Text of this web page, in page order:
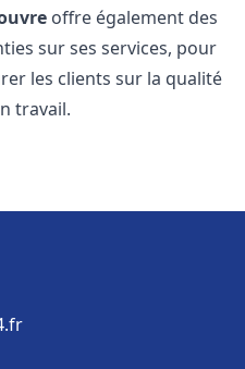
offre également des
sur ses services, pour
les clients sur la qualité
travail.